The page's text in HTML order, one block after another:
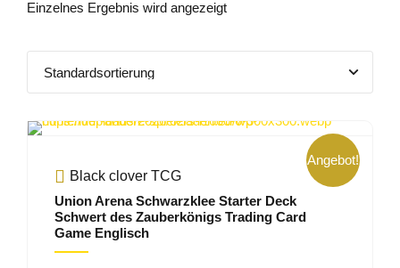
Einzelnes Ergebnis wird angezeigt
Angebot!
Black clover TCG
Union Arena Schwarzklee Starter Deck
Schwert des Zauberkönigs Trading Card
Game Englisch